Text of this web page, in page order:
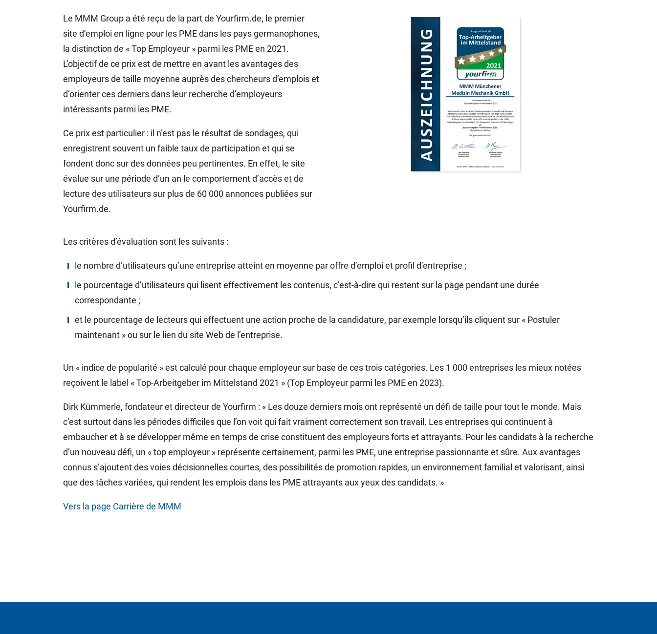
Le MMM Group a été reçu de la part de Yourfirm.de, le premier
site d’emploi en ligne pour les PME dans les pays germanophones,
la distinction de « Top Employeur » parmi les PME en 2021.
L’objectif de ce prix est de mettre en avant les avantages des
employeurs de taille moyenne auprès des chercheurs d’emplois et
d’orienter ces derniers dans leur recherche d’employeurs
intéressants parmi les PME.
Ce prix est particulier : il n’est pas le résultat de sondages, qui
enregistrent souvent un faible taux de participation et qui se
fondent donc sur des données peu pertinentes. En effet, le site
évalue sur une période d’un an le comportement d’accès et de
lecture des utilisateurs sur plus de 60 000 annonces publiées sur
Yourfirm.de.
Les critères d’évaluation sont les suivants :
le nombre d’utilisateurs qu’une entreprise atteint en moyenne par offre d’emploi et profil d’entreprise ;
le pourcentage d’utilisateurs qui lisent effectivement les contenus, c’est-à-dire qui restent sur la page pendant une durée
correspondante ;
et le pourcentage de lecteurs qui effectuent une action proche de la candidature, par exemple lorsqu’ils cliquent sur « Postuler
maintenant » ou sur le lien du site Web de l’entreprise.
Un « indice de popularité » est calculé pour chaque employeur sur base de ces trois catégories. Les 1 000 entreprises les mieux notées
reçoivent le label « Top-Arbeitgeber im Mittelstand 2021 » (Top Employeur parmi les PME en 2023).
Dirk Kümmerle, fondateur et directeur de Yourfirm : « Les douze derniers mois ont représenté un défi de taille pour tout le monde. Mais
c’est surtout dans les périodes difficiles que l’on voit qui fait vraiment correctement son travail. Les entreprises qui continuent à
embaucher et à se développer même en temps de crise constituent des employeurs forts et attrayants. Pour les candidats à la recherche
d’un nouveau défi, un « top employeur » représente certainement, parmi les PME, une entreprise passionnante et sûre. Aux avantages
connus s’ajoutent des voies décisionnelles courtes, des possibilités de promotion rapides, un environnement familial et valorisant, ainsi
que des tâches variées, qui rendent les emplois dans les PME attrayants aux yeux des candidats. »
Vers la page Carrière de MMM